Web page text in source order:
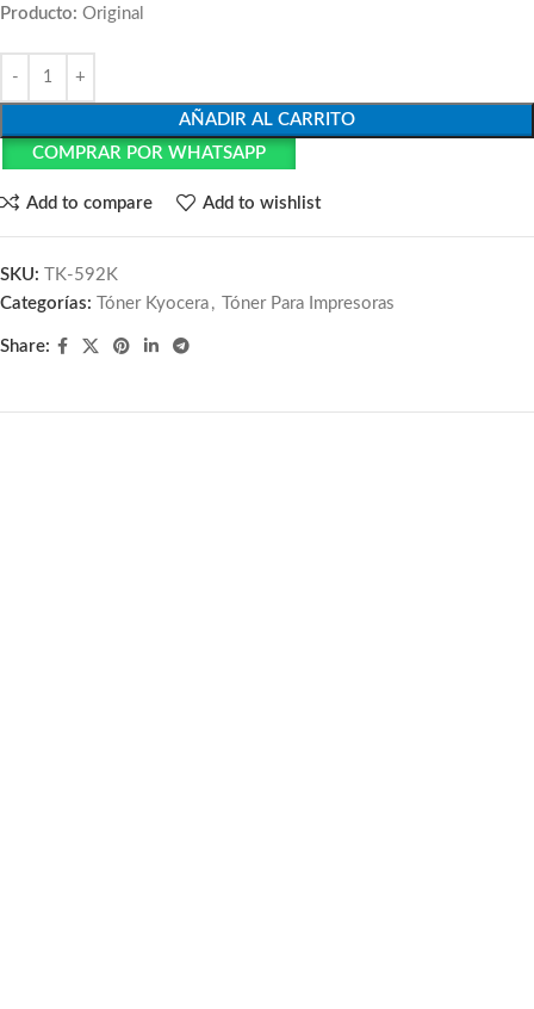
Producto: Original
AÑADIR AL CARRITO
COMPRAR POR WHATSAPP
Add to compare Add to wishlist
SKU:
TK-592K
Categorías:
Tóner Kyocera , Tóner Para Impresoras
Share: